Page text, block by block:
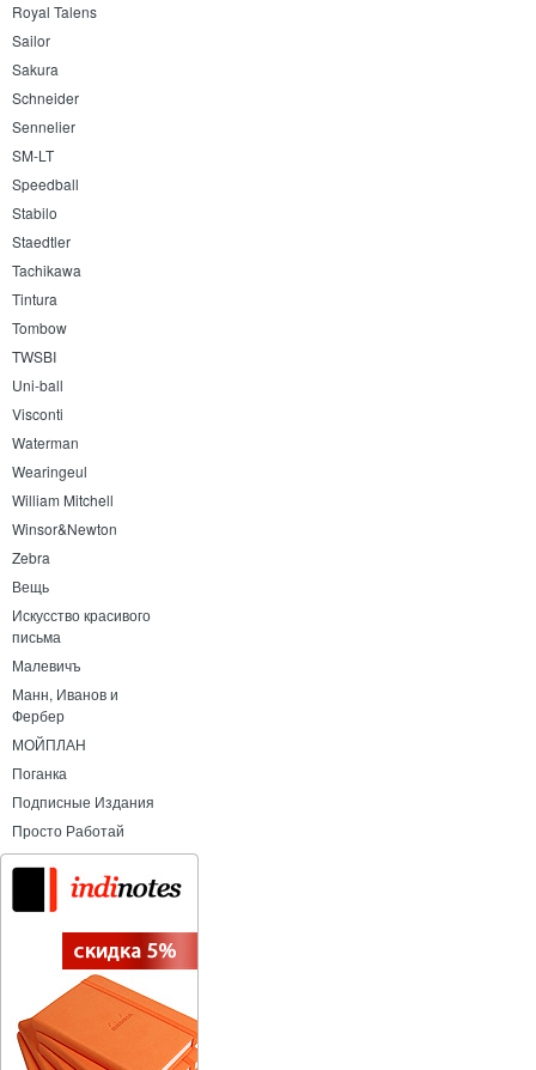
Royal Talens
Sailor
Sakura
Schneider
Sennelier
SM-LT
Speedball
Stabilo
Staedtler
Tachikawa
Tintura
Tombow
TWSBI
Uni-ball
Visconti
Waterman
Wearingeul
William Mitchell
Winsor&Newton
Zebra
Вещь
Искусство красивого
письма
Малевичъ
Манн, Иванов и
Фербер
МОЙПЛАН
Поганка
Подписные Издания
Просто Работай